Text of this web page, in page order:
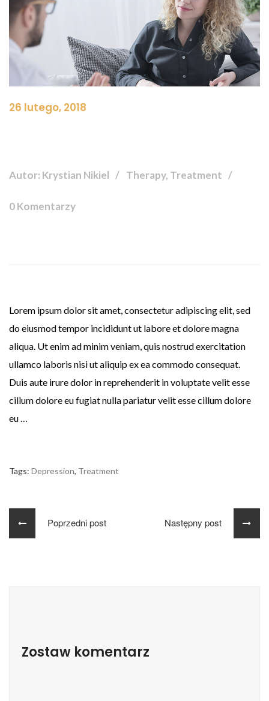
26 lutego, 2018
Autor: Krystian Nikiel Therapy, Treatment
0 Komentarzy
Lorem ipsum dolor sit amet, consectetur adipiscing elit, sed
do eiusmod tempor incididunt ut labore et dolore magna
aliqua. Ut enim ad minim veniam, quis nostrud exercitation
ullamco laboris nisi ut aliquip ex ea commodo consequat.
Duis aute irure dolor in reprehenderit in voluptate velit esse
cillum dolore eu fugiat nulla pariatur velit esse cillum dolore
eu …
Tags: Depression, Treatment
Poprzedni post Następny post
Zostaw komentarz